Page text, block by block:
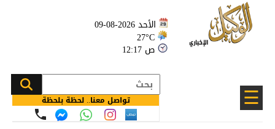
الأحد 2026-08-09
27°C
12:17 ص
☰ تواصل معنا.. لحظة بلحظة